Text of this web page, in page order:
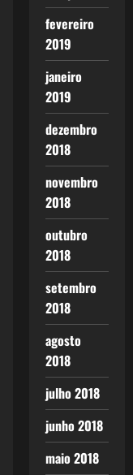
fevereiro
2019
janeiro
2019
dezembro
2018
novembro
2018
outubro
2018
setembro
2018
agosto
2018
julho 2018
junho 2018
maio 2018